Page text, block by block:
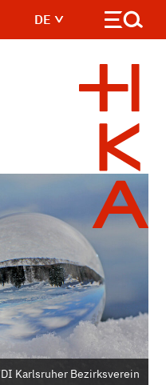
DE
Karlsruher Bezirksverein